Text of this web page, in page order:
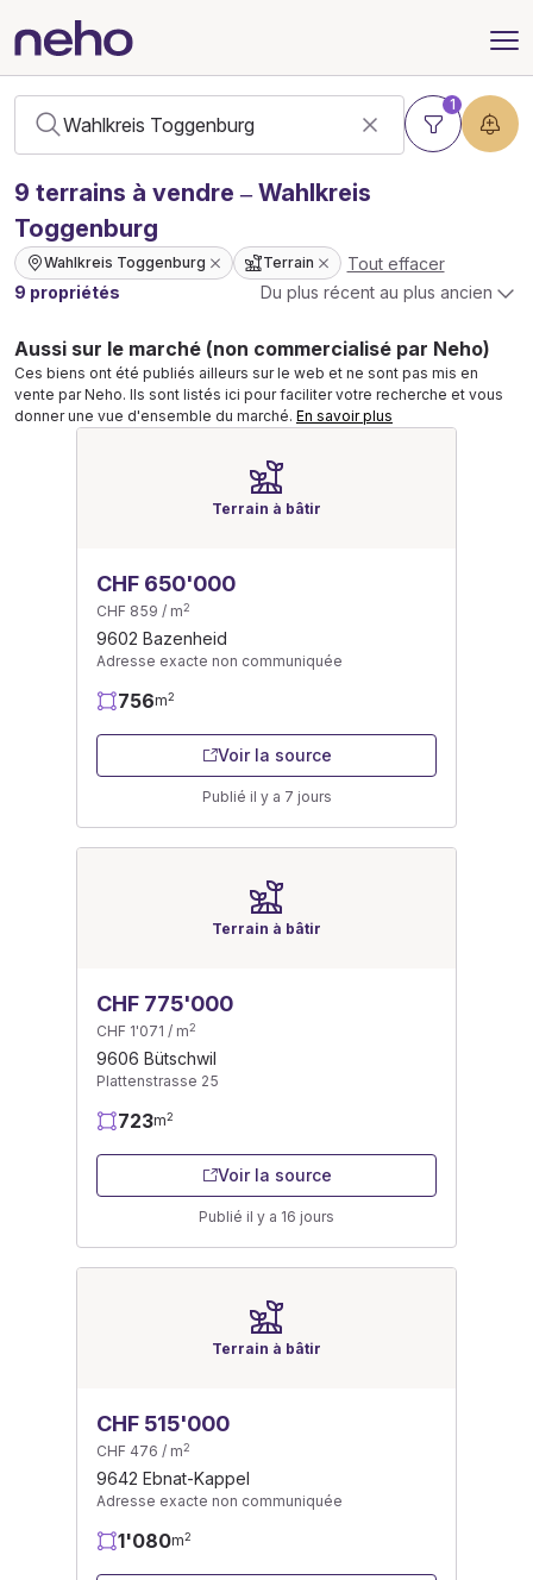
1
9 terrains à vendre – Wahlkreis
Toggenburg
Wahlkreis Toggenburg Terrain
Tout effacer
9 propriétés
Du plus récent au plus ancien
Aussi sur le marché (non commercialisé par Neho)
Ces biens ont été publiés ailleurs sur le web et ne sont pas mis en
vente par Neho. Ils sont listés ici pour faciliter votre recherche et vous
donner une vue d'ensemble du marché. En savoir plus
Terrain à bâtir
CHF 650'000
CHF 859 / m2
9602 Bazenheid
Adresse exacte non communiquée
756m2
Voir la source
Publié il y a 7 jours
Terrain à bâtir
CHF 775'000
CHF 1'071 / m2
9606 Bütschwil
Plattenstrasse 25
723m2
Voir la source
Publié il y a 16 jours
Terrain à bâtir
CHF 515'000
CHF 476 / m2
9642 Ebnat-Kappel
Adresse exacte non communiquée
1'080m2